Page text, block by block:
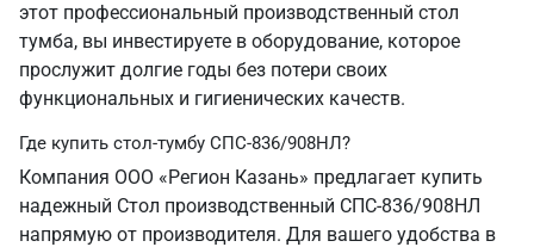
этот профессиональный производственный стол
тумба, вы инвестируете в оборудование, которое
прослужит долгие годы без потери своих
функциональных и гигиенических качеств.
Где купить стол-тумбу СПС-836/908НЛ?
Компания ООО «Регион Казань» предлагает купить
надежный Стол производственный СПС-836/908НЛ
напрямую от производителя. Для вашего удобства в